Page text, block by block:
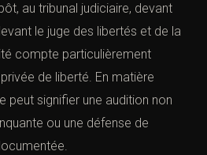
au tribunal judiciaire, devant
le juge des libertés et de la
compte particulièrement
de liberté. En matière
peut signifier une audition non
ou une défense de